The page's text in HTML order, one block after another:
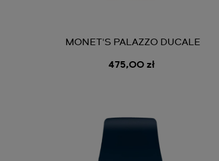
MONET'S PALAZZO DUCALE
475,00 zł